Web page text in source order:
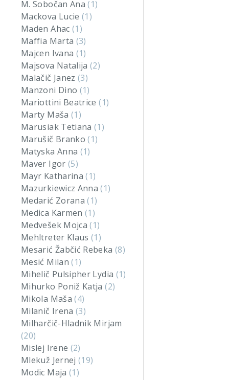
M. Sobočan Ana(1)
Mackova Lucie(1)
Maden Ahac (1)
Maffia Marta (3)
Majcen Ivana (1)
Majsova Natalija(2)
Malačič Janez(3)
Manzoni Dino (1)
Mariottini Beatrice(1)
Marty Maša (1)
Marusiak Tetiana(1)
Marušič Branko(1)
Matyska Anna (1)
Maver Igor (5)
Mayr Katharina(1)
Mazurkiewicz Anna(1)
Medarić Zorana(1)
Medica Karmen(1)
Medvešek Mojca(1)
Mehltreter Klaus(1)
Mesarić Žabčić Rebeka (8)
Mesić Milan(1)
Mihelič Pulsipher Lydia (1)
Mihurko Poniž Katja(2)
Mikola Maša(4)
Milanič Irena(3)
Milharčič-Hladnik Mirjam
(20)
Mislej Irene (2)
Mlekuž Jernej(19)
Modic Maja (1)